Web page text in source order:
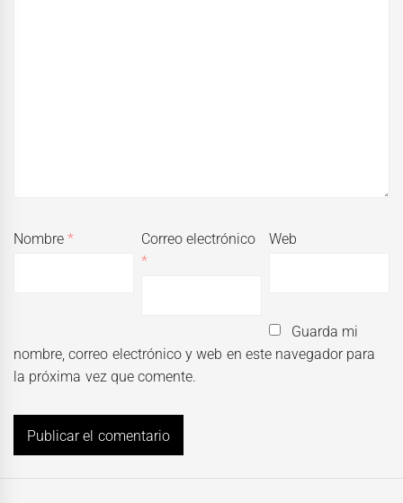
Nombre*
Correo electrónico
*
Web
Guarda mi
nombre, correo electrónico y web en este navegador para
la próxima vez que comente.